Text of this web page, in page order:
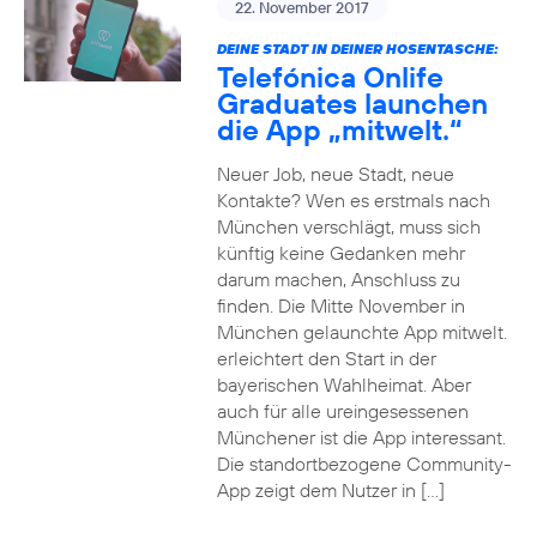
22. November 2017
DEINE STADT IN DEINER HOSENTASCHE:
Telefónica Onlife
Graduates launchen
die App „mitwelt.“
Neuer Job, neue Stadt, neue
Kontakte? Wen es erstmals nach
München verschlägt, muss sich
künftig keine Gedanken mehr
darum machen, Anschluss zu
finden. Die Mitte November in
München gelaunchte App mitwelt.
erleichtert den Start in der
bayerischen Wahlheimat. Aber
auch für alle ureingesessenen
Münchener ist die App interessant.
Die standortbezogene Community-
App zeigt dem Nutzer in […]